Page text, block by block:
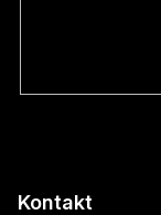
Kontakt